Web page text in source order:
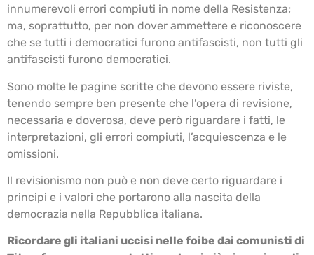
innumerevoli errori compiuti in nome della Resistenza;
ma, soprattutto, per non dover ammettere e riconoscere
che se tutti i democratici furono antifascisti, non tutti gli
antifascisti furono democratici.
Sono molte le pagine scritte che devono essere riviste,
tenendo sempre ben presente che l’opera di revisione,
necessaria e doverosa, deve però riguardare i fatti, le
interpretazioni, gli errori compiuti, l’acquiescenza e le
omissioni.
Il revisionismo non può e non deve certo riguardare i
principi e i valori che portarono alla nascita della
democrazia nella Repubblica italiana.
Ricordare gli italiani uccisi nelle foibe dai comunisti di